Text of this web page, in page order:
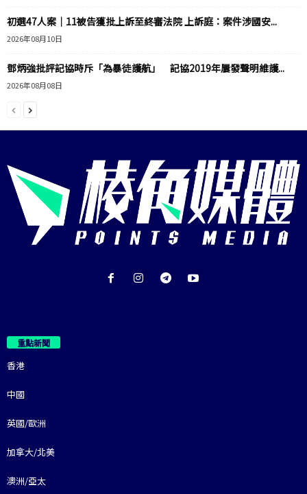
初選47人案｜11被告獲批上訴至終審法院 上訴庭：案件涉國安...
2026年08月10日
鄧炳強批評記協時斥「為暴徒護航」 記協2019年屢發聲明維護...
2026年08月08日
重點新聞
香港
中國
英國/歐洲
加拿大/北美
澳洲/亞太